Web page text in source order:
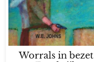
Worrals in bezet